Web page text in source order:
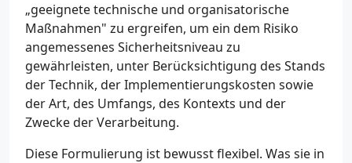
„geeignete technische und organisatorische
Maßnahmen" zu ergreifen, um ein dem Risiko
angemessenes Sicherheitsniveau zu
gewährleisten, unter Berücksichtigung des Stands
der Technik, der Implementierungskosten sowie
der Art, des Umfangs, des Kontexts und der
Zwecke der Verarbeitung.
Diese Formulierung ist bewusst flexibel. Was sie in